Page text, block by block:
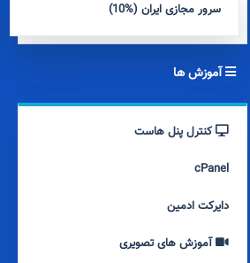
سرور مجازی ایران (%10)
آموزش ها
کنترل پنل هاست
cPanel
دایرکت ادمین
آموزش های تصویری